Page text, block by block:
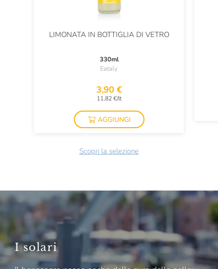
LIMONATA IN BOTTIGLIA DI VETRO
330ml
Eataly
3,90 €
11,82 €/lt
AGGIUNGI
Scopri la selezione
I solari